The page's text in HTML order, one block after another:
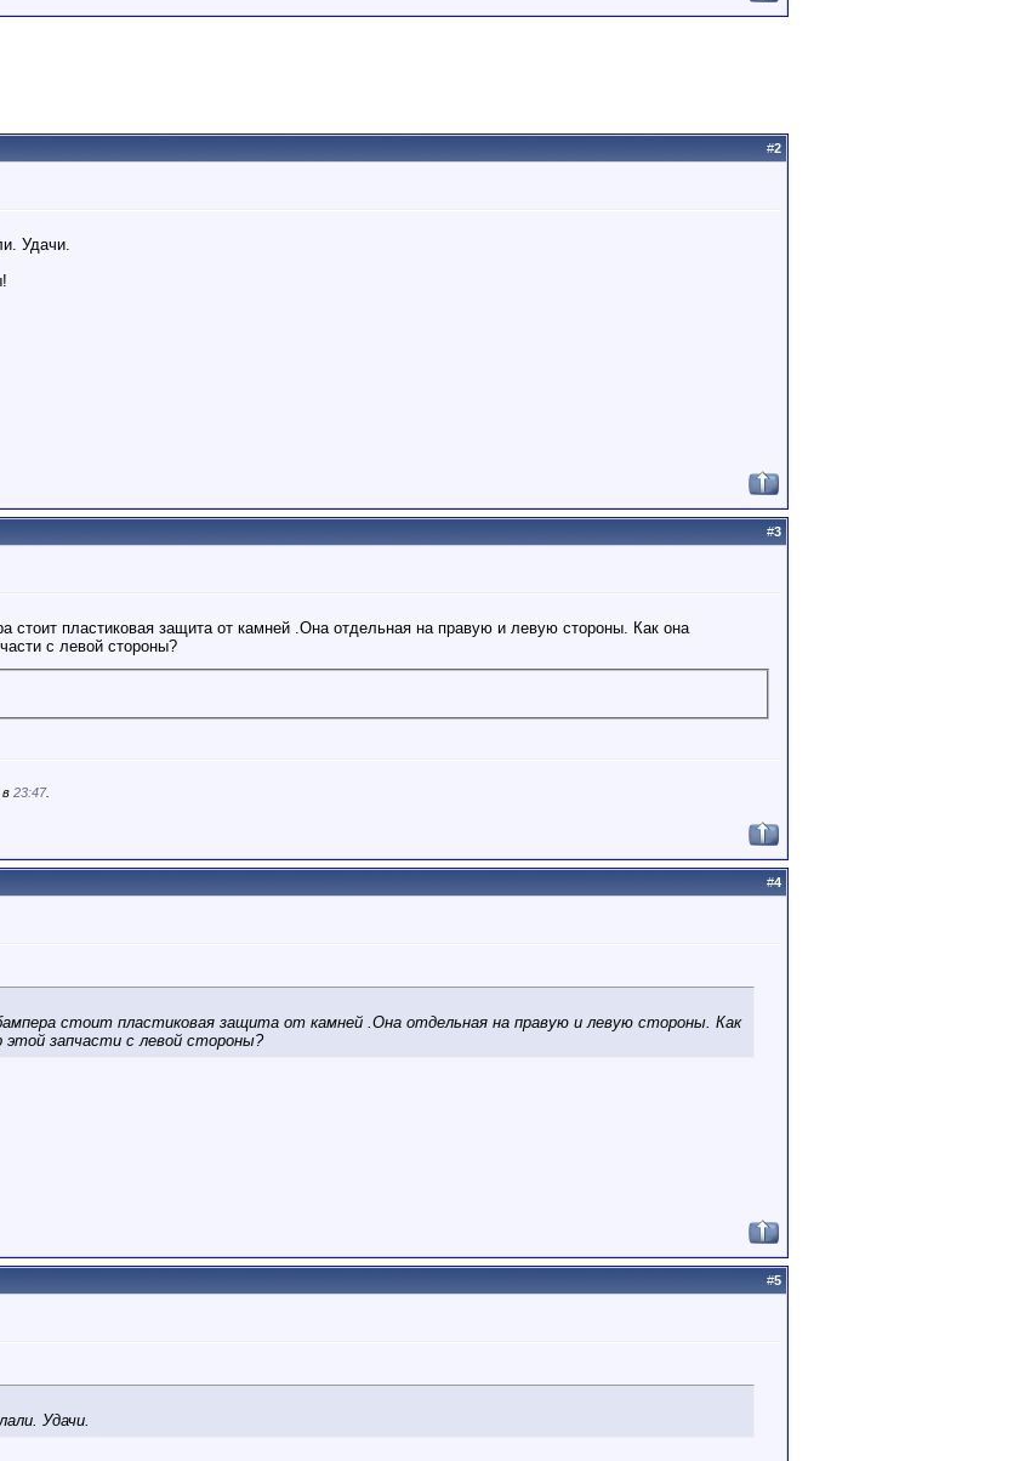
#2
Удачи.
#3
стоит пластиковая защита от камней .Она отдельная на правую и левую стороны. Как она
с левой стороны?
в 23:47.
#4
стоит пластиковая защита от камней .Она отдельная на правую и левую стороны. Как
этой запчасти с левой стороны?
#5
Удачи.